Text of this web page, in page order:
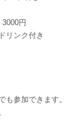
円
付き
参加できます。